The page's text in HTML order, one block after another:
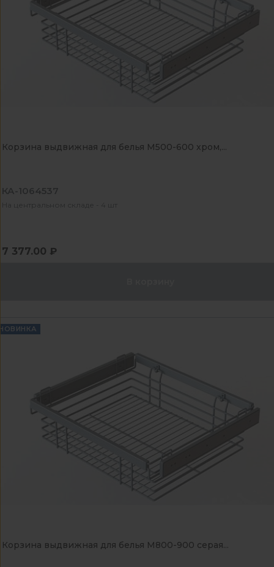
Корзина выдвижная для белья М500-600 хром,...
КА-1064537
На центральном складе - 4 шт
7 377.00 ₽
Корзина выдвижная для белья М800-900 серая...